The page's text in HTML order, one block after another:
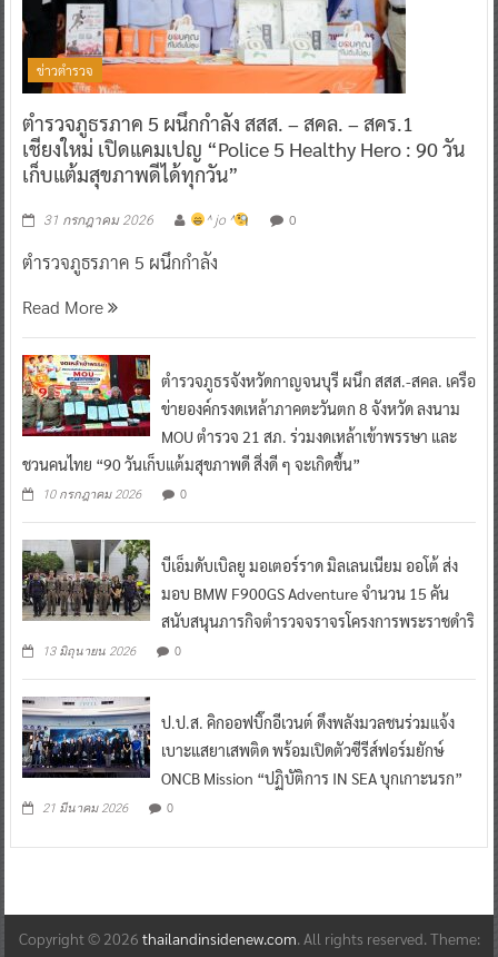
ข่าวตำรวจ
ตำรวจภูธรภาค 5 ผนึกกำลัง สสส. – สคล. – สคร.1
เชียงใหม่ เปิดแคมเปญ “Police 5 Healthy Hero : 90 วัน
เก็บแต้มสุขภาพดีได้ทุกวัน”
31 กรกฎาคม 2026 ^ jo ^ 0
ตำรวจภูธรภาค 5 ผนึกกำลัง
Read More
ตำรวจภูธรจังหวัดกาญจนบุรี ผนึก สสส.-สคล. เครือ
ข่ายองค์กรงดเหล้าภาคตะวันตก 8 จังหวัด ลงนาม
MOU ตำรวจ 21 สภ. ร่วมงดเหล้าเข้าพรรษา และ
ชวนคนไทย “90 วันเก็บแต้มสุขภาพดี สิ่งดี ๆ จะเกิดขึ้น”
10 กรกฎาคม 2026 0
บีเอ็มดับเบิลยู มอเตอร์ราด มิลเลนเนียม ออโต้ ส่ง
มอบ BMW F900GS Adventure จำนวน 15 คัน
สนับสนุนภารกิจตำรวจจราจรโครงการพระราชดำริ
13 มิถุนายน 2026 0
ป.ป.ส. คิกออฟบิ๊กอีเวนต์ ดึงพลังมวลชนร่วมแจ้ง
เบาะแสยาเสพติด พร้อมเปิดตัวซีรีส์ฟอร์มยักษ์
ONCB Mission “ปฏิบัติการ IN SEA บุกเกาะนรก”
21 มีนาคม 2026 0
Copyright © 2026 thailandinsidenew.com. All rights reserved. Theme: